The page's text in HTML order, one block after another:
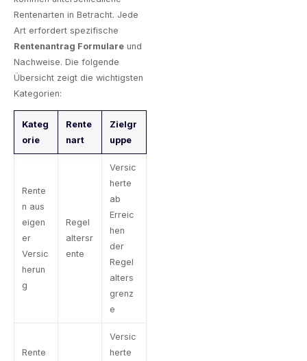
Rentenarten in Betracht. Jede
Art erfordert spezifische
Rentenantrag Formulare und
Nachweise. Die folgende
Übersicht zeigt die wichtigsten
Kategorien:
Kateg
orie
Rente
nart
Zielgr
uppe
Rente
n aus
eigen
er
Versic
herun
g
Regel
altersr
ente
Versic
herte
ab
Erreic
hen
der
Regel
alters
grenz
e
Rente
Versic
herte